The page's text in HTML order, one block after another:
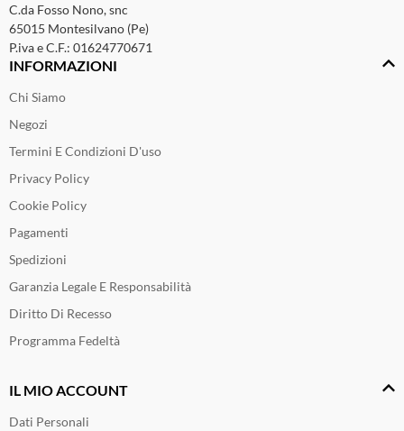
C.da Fosso Nono, snc
65015 Montesilvano (Pe)
P.iva e C.F.: 01624770671
INFORMAZIONI
Chi Siamo
Negozi
Termini E Condizioni D'uso
Privacy Policy
Cookie Policy
Pagamenti
Spedizioni
Garanzia Legale E Responsabilità
Diritto Di Recesso
Programma Fedeltà
IL MIO ACCOUNT
Dati Personali